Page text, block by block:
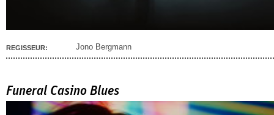
REGISSEUR: Jono Bergmann
Funeral Casino Blues